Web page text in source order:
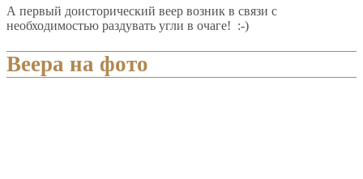
А первый доисторический веер возник в связи с
необходимостью раздувать угли в очаге! :-)
Веера на фото